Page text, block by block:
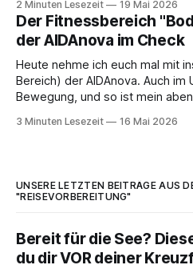
2 Minuten Lesezeit 19 Mai 2026
Der Fitnessbereich
der AIDAnova im Check
Heute nehme ich euch mal mit
Bereich) der AIDAnova. Auch im
Bewegung, und so ist mein
bisschen aufs Laufband und
3 Minuten Lesezeit 16 Mai 2026
UNSERE LETZTEN BEITRÄGE AUS
"REISEVORBEREITUNG"
Bereit für die See?
du dir VOR deiner